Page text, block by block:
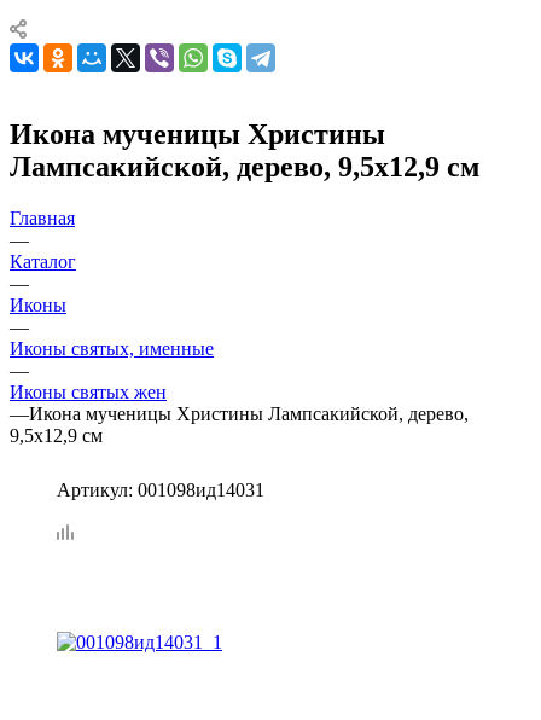
Икона мученицы Христины
Лампсакийской, дерево, 9,5х12,9 см
Главная
—
Каталог
—
Иконы
—
Иконы святых, именные
—
Иконы святых жен
—Икона мученицы Христины Лампсакийской, дерево,
9,5х12,9 см
Артикул: 001098ид14031